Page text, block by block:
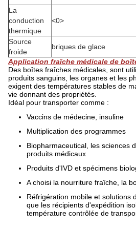
La
conduction
thermique
<0>
Source
froide
briques de glace
Application fraîche médicale de
Des boîtes fraîches médicales, sont
produits sanguins, les organes et les
exigent des températures stables de
vie donnant des propriétés.
Idéal pour transporter comme :
Vaccins de médecine, insuline
Multiplication des programmes
Biopharmaceutical, les sciences
produits médicaux
Produits d'IVD et spécimens
A choisi la nourriture fraîche, la
Réfrigération mobile et solutions
que les récipients d'expédition
température contrôlée de